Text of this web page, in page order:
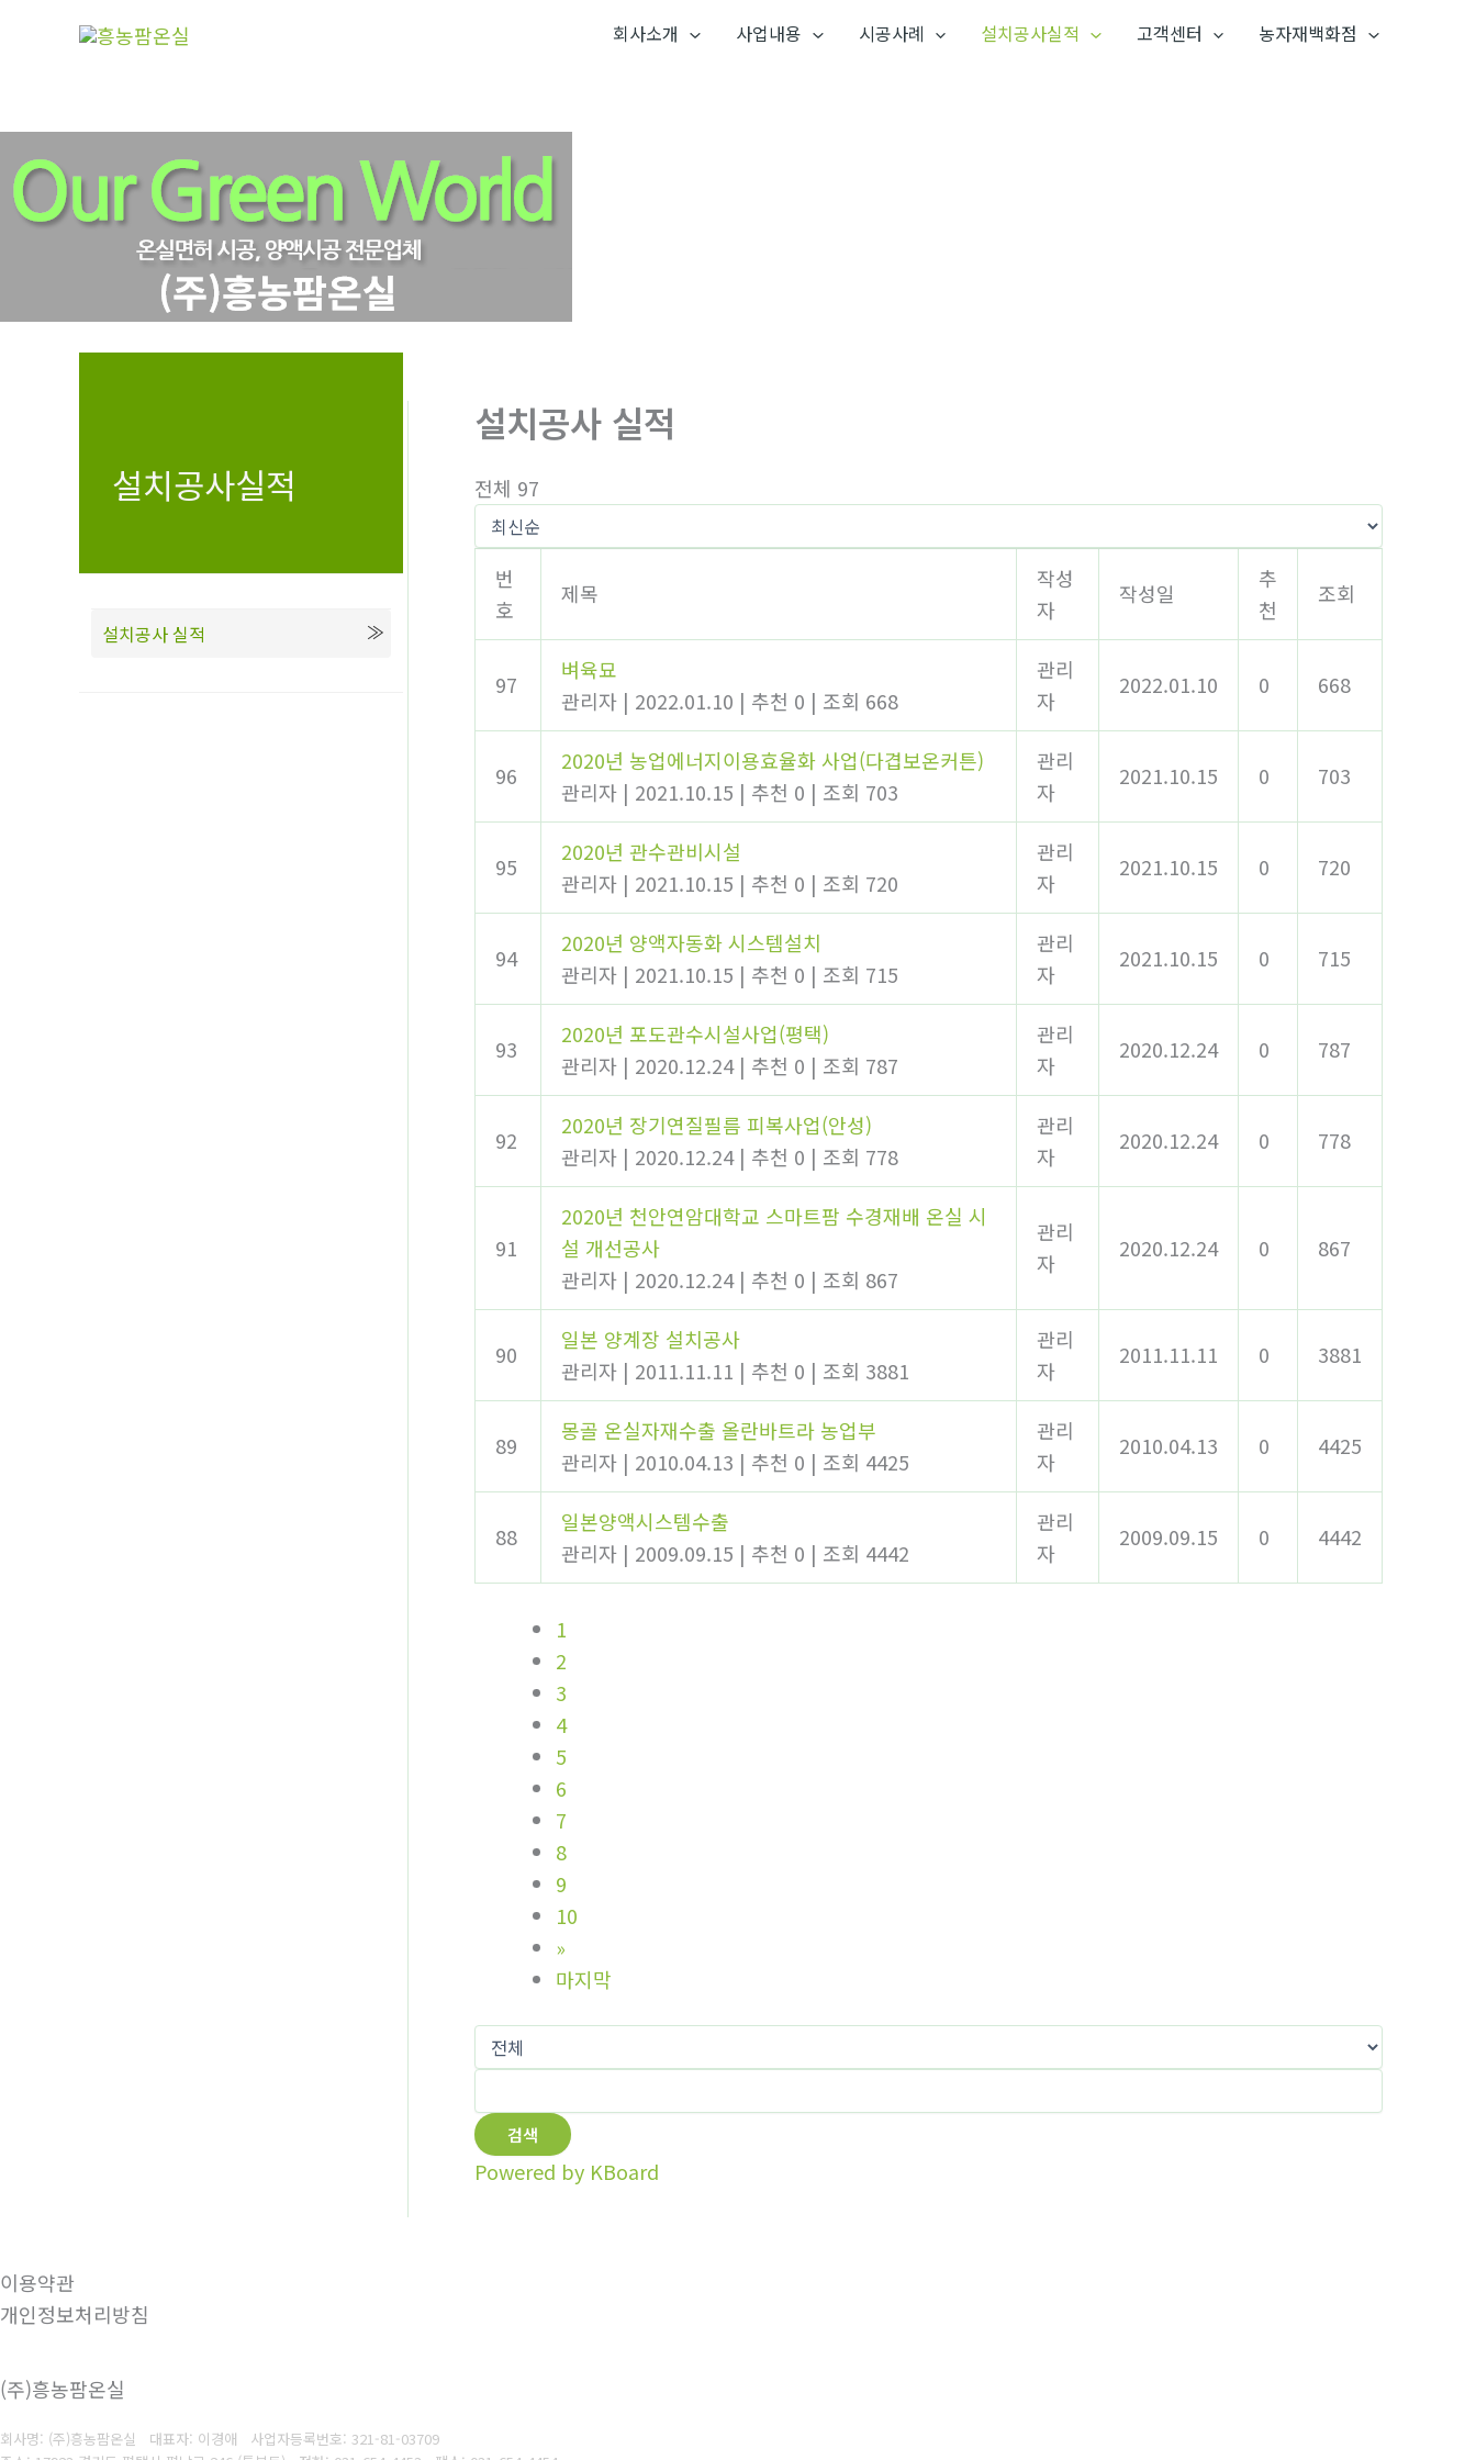
건
너
뛰
회사소개 사업내용 시공사례 설치공사실적 고객센터 농자재백화점
설치공사실적
설치공사 실적
설치공사 실적
전체 97
번
호
제목
작성
자
작성일
추
천
조회
97
벼육묘
관리자 | 2022.01.10 | 추천 0 | 조회 668
관리
자
2022.01.10 0 668
96
2020년 농업에너지이용효율화 사업(다겹보온커튼)
관리자 | 2021.10.15 | 추천 0 | 조회 703
관리
자
2021.10.15 0 703
95
2020년 관수관비시설
관리자 | 2021.10.15 | 추천 0 | 조회 720
관리
자
2021.10.15 0 720
94
2020년 양액자동화 시스템설치
관리자 | 2021.10.15 | 추천 0 | 조회 715
관리
자
2021.10.15 0 715
93
2020년 포도관수시설사업(평택)
관리자 | 2020.12.24 | 추천 0 | 조회 787
관리
자
2020.12.24 0 787
92
2020년 장기연질필름 피복사업(안성)
관리자 | 2020.12.24 | 추천 0 | 조회 778
관리
자
2020.12.24 0 778
91
2020년 천안연암대학교 스마트팜 수경재배 온실 시
설 개선공사
관리자 | 2020.12.24 | 추천 0 | 조회 867
관리
자
2020.12.24 0 867
90
일본 양계장 설치공사
관리자 | 2011.11.11 | 추천 0 | 조회 3881
관리
자
2011.11.11 0 3881
89
몽골 온실자재수출 올란바트라 농업부
관리자 | 2010.04.13 | 추천 0 | 조회 4425
관리
자
2010.04.13 0 4425
88
일본양액시스템수출
관리자 | 2009.09.15 | 추천 0 | 조회 4442
관리
자
2009.09.15 0 4442
1
2
3
4
5
6
7
8
9
10
»
마지막
검색
Powered by KBoard
이용약관
개인정보처리방침
(주)흥농팜온실
회사명: (주)흥농팜온실 대표자: 이경애 사업자등록번호: 321-81-03709